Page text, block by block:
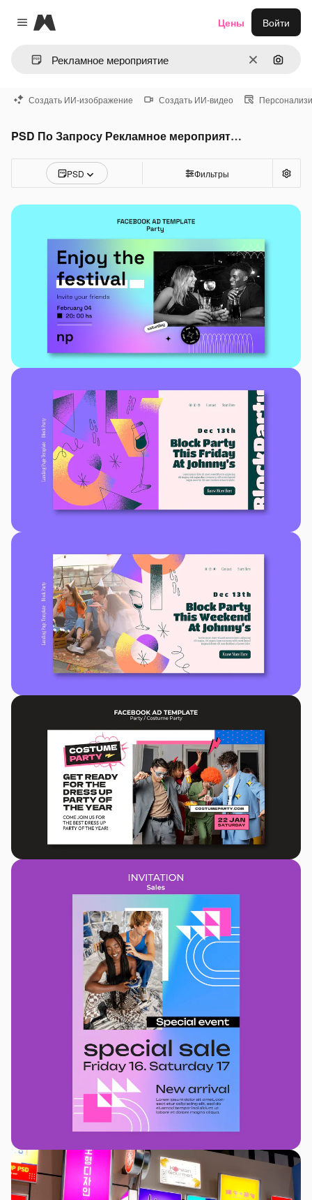
Close menu
Magnific
ОчиститьПоиск
Цены Войти
Создать ИИ-изображение Создать ИИ-видео
PSD По Запросу Рекламное мероприятие
PSD Фильтры